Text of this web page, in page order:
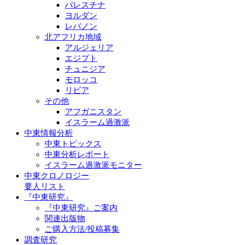
パレスチナ
ヨルダン
レバノン
北アフリカ地域
アルジェリア
エジプト
チュニジア
モロッコ
リビア
その他
アフガニスタン
イスラーム過激派
中東情報分析
中東トピックス
中東分析レポート
イスラーム過激派モニター
中東クロノロジー
要人リスト
『中東研究』
『中東研究』ご案内
関連出版物
ご購入方法/投稿募集
調査研究